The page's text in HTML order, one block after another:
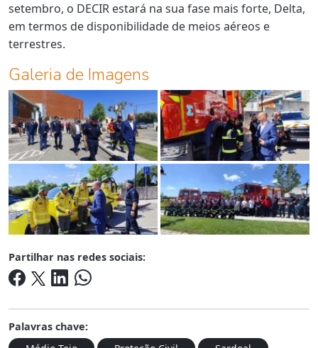
setembro, o DECIR estará na sua fase mais forte, Delta,
em termos de disponibilidade de meios aéreos e
terrestres.
Galeria de Imagens
Partilhar nas redes sociais:
Palavras chave: